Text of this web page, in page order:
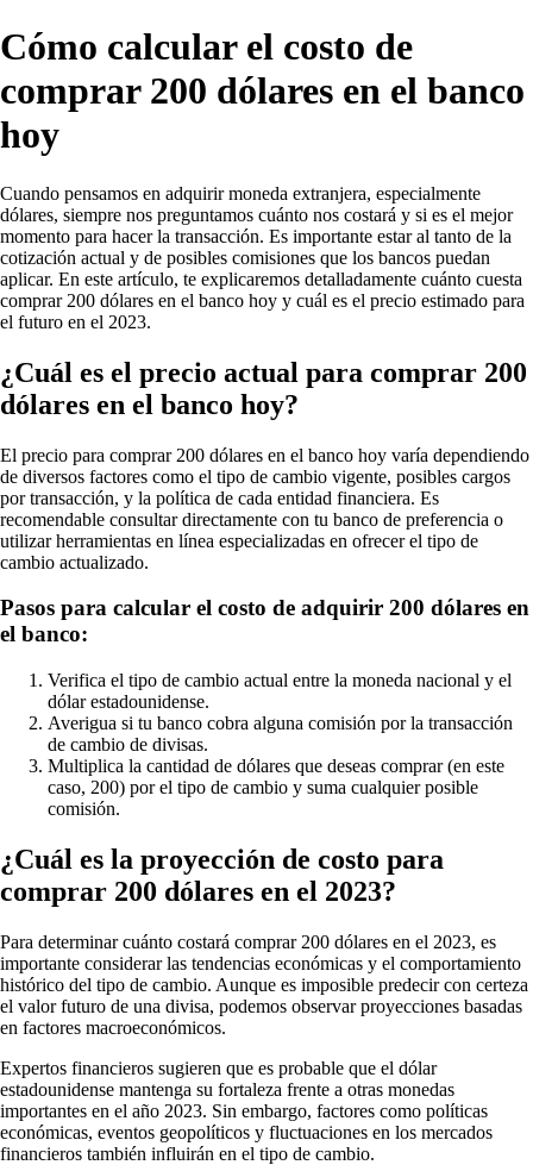
Cómo calcular el costo de
comprar 200 dólares en el banco
hoy
Cuando pensamos en adquirir moneda extranjera, especialmente
dólares, siempre nos preguntamos cuánto nos costará y si es el mejor
momento para hacer la transacción. Es importante estar al tanto de la
cotización actual y de posibles comisiones que los bancos puedan
aplicar. En este artículo, te explicaremos detalladamente cuánto cuesta
comprar 200 dólares en el banco hoy y cuál es el precio estimado para
el futuro en el 2023.
¿Cuál es el precio actual para comprar 200
dólares en el banco hoy?
El precio para comprar 200 dólares en el banco hoy varía dependiendo
de diversos factores como el tipo de cambio vigente, posibles cargos
por transacción, y la política de cada entidad financiera. Es
recomendable consultar directamente con tu banco de preferencia o
utilizar herramientas en línea especializadas en ofrecer el tipo de
cambio actualizado.
Pasos para calcular el costo de adquirir 200 dólares en
el banco:
Verifica el tipo de cambio actual entre la moneda nacional y el
dólar estadounidense.
Averigua si tu banco cobra alguna comisión por la transacción
de cambio de divisas.
Multiplica la cantidad de dólares que deseas comprar (en este
caso, 200) por el tipo de cambio y suma cualquier posible
comisión.
¿Cuál es la proyección de costo para
comprar 200 dólares en el 2023?
Para determinar cuánto costará comprar 200 dólares en el 2023, es
importante considerar las tendencias económicas y el comportamiento
histórico del tipo de cambio. Aunque es imposible predecir con certeza
el valor futuro de una divisa, podemos observar proyecciones basadas
en factores macroeconómicos.
Expertos financieros sugieren que es probable que el dólar
estadounidense mantenga su fortaleza frente a otras monedas
importantes en el año 2023. Sin embargo, factores como políticas
económicas, eventos geopolíticos y fluctuaciones en los mercados
financieros también influirán en el tipo de cambio.